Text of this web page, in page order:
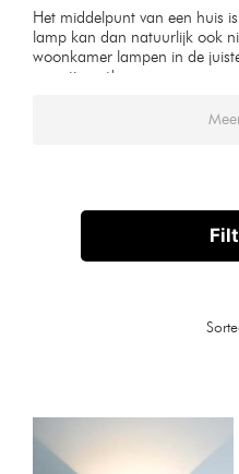
Het middelpunt van een huis
lamp kan dan natuurlijk ook
woonkamer lampen in de
assortiment!